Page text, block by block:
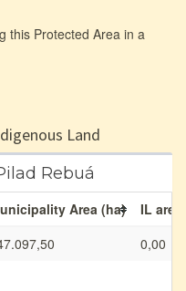
this Protected Area in a
Land
Rebuá
Area (ha)
IL
0,00